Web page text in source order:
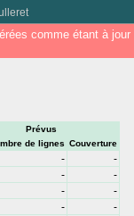
comme étant à
Prévus
de lignes Couverture
-
-
-
-
-
-
-
-